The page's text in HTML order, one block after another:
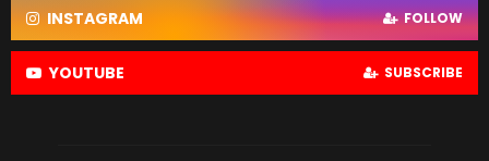
INSTAGRAM FOLLOW
YOUTUBE SUBSCRIBE